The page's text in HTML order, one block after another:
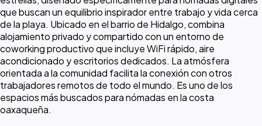
que buscan un equilibrio inspirador entre trabajo y vida cerca
de la playa. Ubicado en el barrio de Hidalgo, combina
alojamiento privado y compartido con un entorno de
coworking productivo que incluye WiFi rápido, aire
acondicionado y escritorios dedicados. La atmósfera
orientada a la comunidad facilita la conexión con otros
trabajadores remotos de todo el mundo. Es uno de los
espacios más buscados para nómadas en la costa
oaxaqueña.